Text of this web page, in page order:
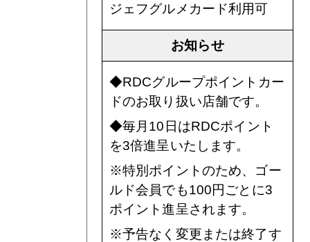
ジェフグルメカード利用可
お知らせ
◆RDCグループポイントカー
ドのお取り扱い店舗です。
◆毎月10日はRDCポイント
を3倍進呈いたします。
※特別ポイントのため、ゴー
ルド会員でも100円ごとに3
ポイント進呈されます。
※予告なく変更または終了す